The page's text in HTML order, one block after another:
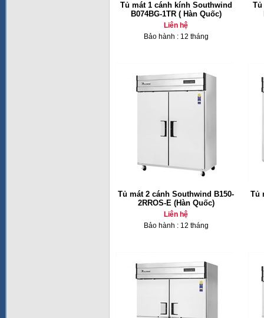
Tủ mát 1 cánh kính Southwind
B074BG-1TR ( Hàn Quốc)
Liên hệ
Bảo hành : 12 tháng
Tủ
Tủ mát 2 cánh Southwind B150-
2RROS-E (Hàn Quốc)
Liên hệ
Bảo hành : 12 tháng
Tủ